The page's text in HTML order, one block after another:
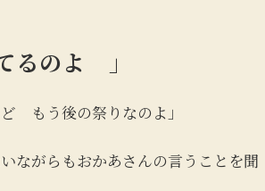
るのよ 」
もう後の祭りなのよ」
がらもおかあさんの言うことを聞